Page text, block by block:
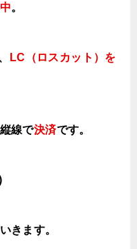
。
LC（ロスカット）を
線で決済です。
きます。